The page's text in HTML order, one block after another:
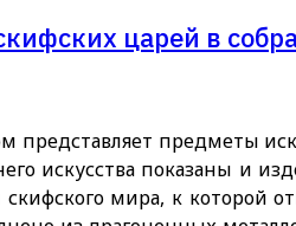
царей в
представляет предметы
искусства показаны и
скифского мира, к которой